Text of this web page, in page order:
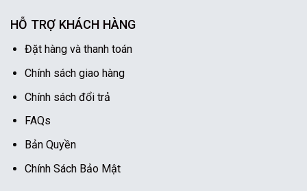
HỖ TRỢ KHÁCH HÀNG
Đặt hàng và thanh toán
Chính sách giao hàng
Chính sách đổi trả
FAQs
Bản Quyền
Chính Sách Bảo Mật